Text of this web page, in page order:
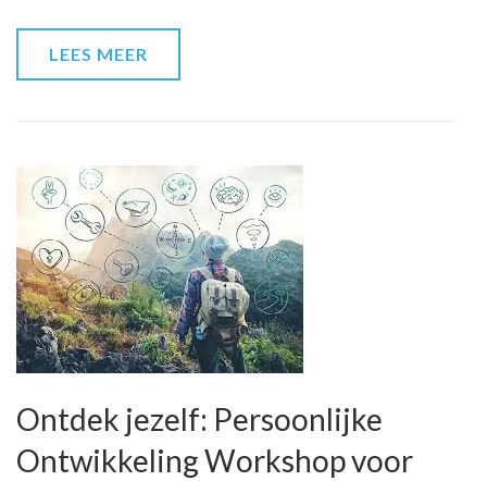
LEES MEER
Ontdek jezelf: Persoonlijke
Ontwikkeling Workshop voor